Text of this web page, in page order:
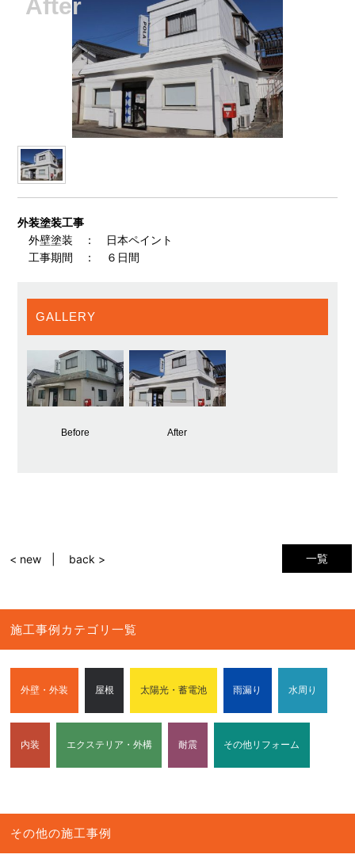
外装塗装工事
外壁塗装 ： 日本ペイント
工事期間 ： ６日間
GALLERY
Before After
一覧
< new back >
施工事例カテゴリ一覧
外壁・外装 屋根 太陽光・蓄電池 雨漏り 水周り
内装 エクステリア・外構 耐震 その他リフォーム
その他の施工事例